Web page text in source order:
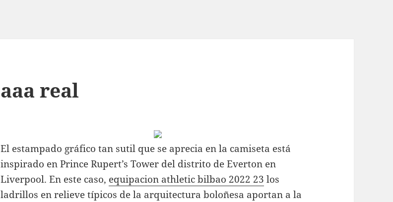
aaa real
El estampado gráfico tan sutil que se aprecia en la camiseta está
inspirado en Prince Rupert’s Tower del distrito de Everton en
Liverpool. En este caso, equipacion athletic bilbao 2022 23 los
ladrillos en relieve típicos de la arquitectura boloñesa aportan a la